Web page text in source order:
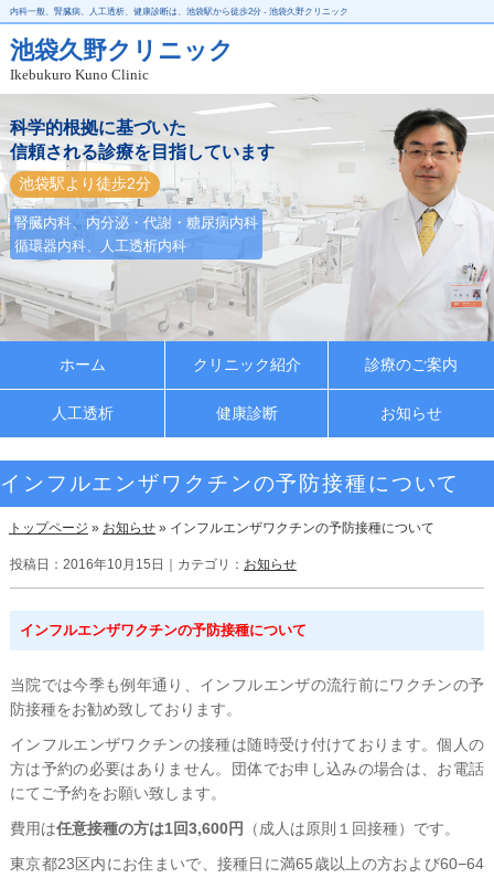
内科一般、腎臓病、人工透析、健康診断は、池袋駅から徒歩2分 - 池袋久野クリニック
池袋久野クリニック
Ikebukuro Kuno Clinic
科学的根拠に基づいた
信頼される診療を目指しています
池袋駅より徒歩2分
腎臓内科、内分泌・代謝・糖尿病内科
循環器内科、人工透析内科
ホーム クリニック紹介 診療のご案内
人工透析 健康診断 お知らせ
インフルエンザワクチンの予防接種について
トップページ » お知らせ » インフルエンザワクチンの予防接種について
投稿日：2016年10月15日｜カテゴリ： お知らせ
インフルエンザワクチンの予防接種について
当院では今季も例年通り、インフルエンザの流行前にワクチンの予
防接種をお勧め致しております。
インフルエンザワクチンの接種は随時受け付けております。個人の
方は予約の必要はありません。団体でお申し込みの場合は、お電話
にてご予約をお願い致します。
費用は任意接種の方は1回3,600円
（成人は原則１回接種）です。
東京都23区内にお住まいで、接種日に満65歳以上の方および60−64